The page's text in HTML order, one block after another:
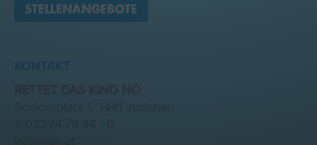
STELLENANGEBOTE
RETTET DAS KIND NÖ